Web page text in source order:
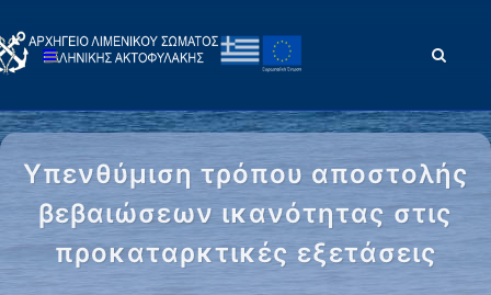
Υπενθύμιση τρόπου αποστολής
βεβαιώσεων ικανότητας στις
προκαταρκτικές εξετάσεις